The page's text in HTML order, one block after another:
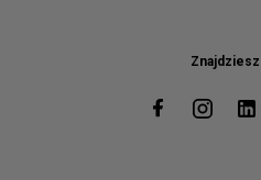
Znajdziesz